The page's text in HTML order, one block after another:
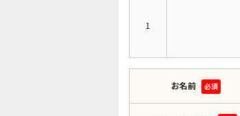
1
お名前 必須